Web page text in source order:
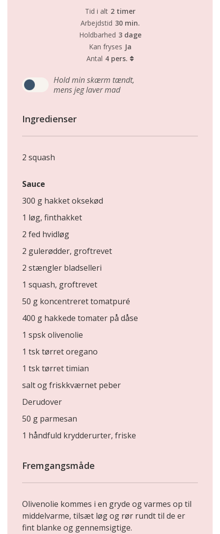
Tid i alt 2 timer
Arbejdstid 30 min.
Holdbarhed 3 dage
Kan fryses Ja
Antal 4 pers.
Hold min skærm tændt,
mens jeg laver mad
Ingredienser
2 squash
Sauce
300 g hakket oksekød
1 løg, finthakket
2 fed hvidløg
2 gulerødder, groftrevet
2 stængler bladselleri
1 squash, groftrevet
50 g koncentreret tomatpuré
400 g hakkede tomater på dåse
1 spsk olivenolie
1 tsk tørret oregano
1 tsk tørret timian
salt og friskkværnet peber
Derudover
50 g parmesan
1 håndfuld krydderurter, friske
Fremgangsmåde
Olivenolie kommes i en gryde og varmes op til
middelvarme, tilsæt løg og rør rundt til de er
fint blanke og gennemsigtige.